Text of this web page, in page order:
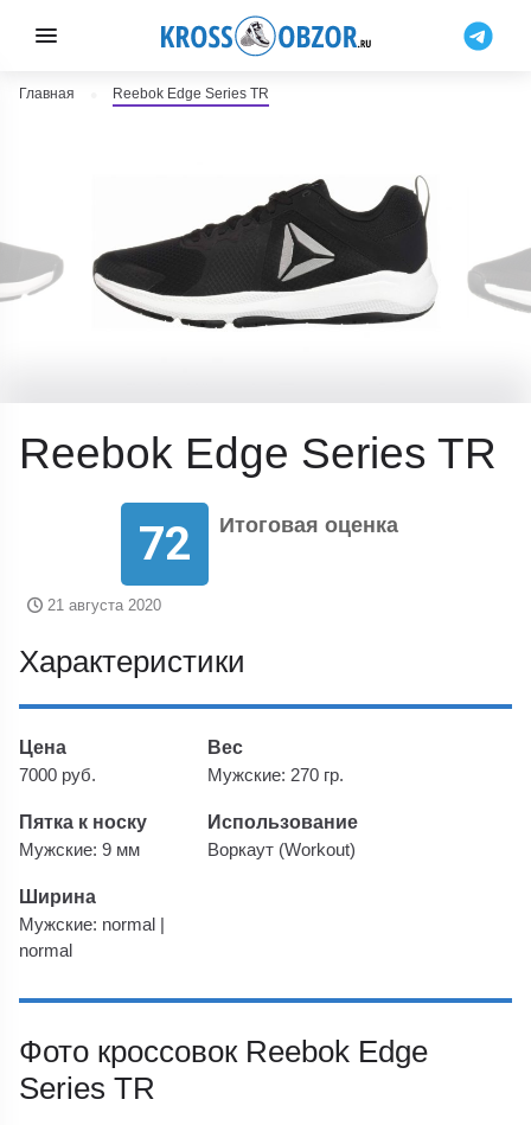
Главная Reebok Edge Series TR
Reebok Edge Series TR
72 Итоговая оценка
21 августа 2020
Характеристики
Цена
7000 руб.
Вес
Мужские: 270 гр.
Пятка к носку
Мужские: 9 мм
Использование
Воркаут (Workout)
Ширина
Мужские: normal |
normal
Фото кроссовок Reebok Edge
Series TR